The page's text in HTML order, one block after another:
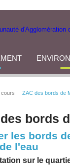
cours ZAC des bords de
bords
les bords
l'eau
sur le